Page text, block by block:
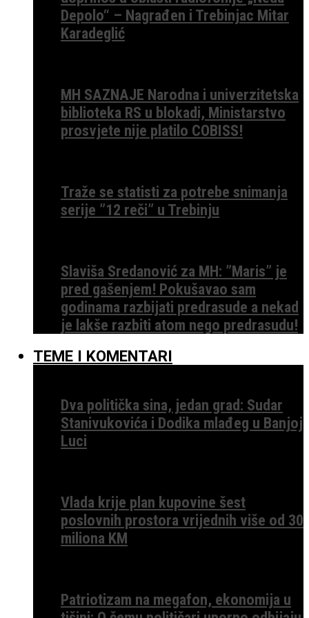
Depolo“ – Nagrađen i Trebinjac Mitar
Karadeglić
MH SAZNAJE Narodna i univerzitetska
biblioteka RS u blokadi, Ministarstvo
prosvjete nije platilo COBISS!
Traže se statisti za potrebe snimanja
serije ”12 reči” u Trebinju
Slaviša Sredanović za MH: ”Maris” je
pred gašenjem! Pokušavao sam
godinama razbijati predrasude a nekad
je lakše razbiti atom nego predrasudu!
TEME I KOMENTARI
Dva politička sina, jedan grad: Sudar
Stanivukovića i Dodika mlađeg u Banjoj
Luci
Vlada krije plan kupovine šest
poslovnih prostora vrijednih više od 30
miliona KM
Patriotizam na megafon, ekonomija u